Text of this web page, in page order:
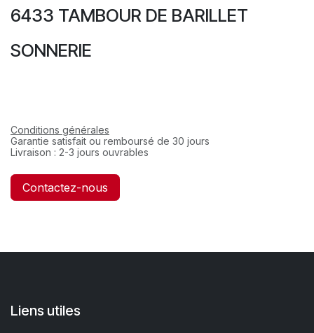
6433 TAMBOUR DE BARILLET
SONNERIE
Conditions générales
Garantie satisfait ou remboursé de 30 jours
Livraison : 2-3 jours ouvrables
Contactez-nous
Liens utiles